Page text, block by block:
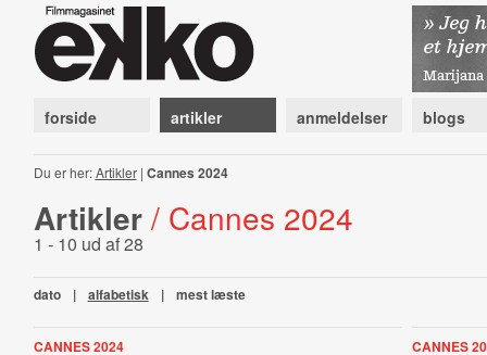
forside artikler anmeldelser blogs
Du er her:Artikler| Cannes 2024
Artikler / Cannes 2024
1 - 10 ud af 28
dato | alfabetisk | mest læste
CANNES 2024 CANNES